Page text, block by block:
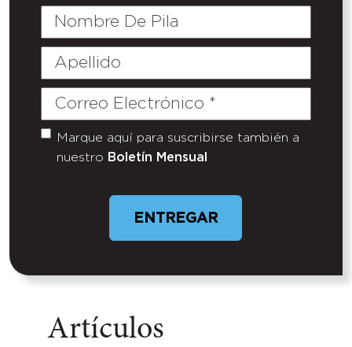
Nombre
Pila
Apellido
Correo
Untitled
Marque aquí para suscribirse también a
nuestro Boletín Mensual
Artículos